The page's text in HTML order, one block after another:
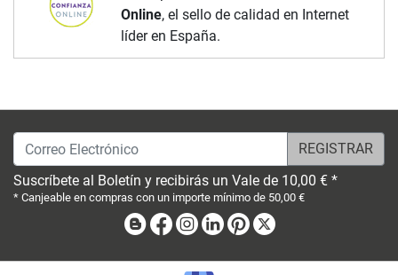
Online, el sello de calidad en Internet
líder en España.
Correo Electrónico
Suscríbete al Boletín y recibirás un Vale de 10,00 € *
* Canjeable en compras con un importe mínimo de 50,00 €
BlogFacebook
Instagram
LinkedinPinterest